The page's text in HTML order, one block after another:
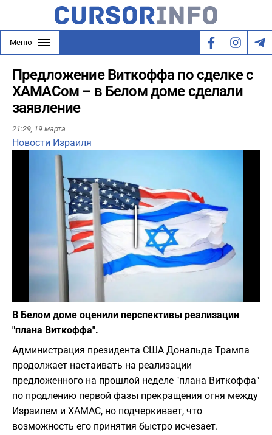
Меню
Предложение Виткоффа по сделке с
ХАМАСом – в Белом доме сделали
заявление
21:29, 19 марта
Новости Израиля
Play
В Белом доме оценили перспективы реализации
"плана Виткоффа".
Администрация президента США Дональда Трампа
продолжает настаивать на реализации
предложенного на прошлой неделе "плана Виткоффа"
по продлению первой фазы прекращения огня между
Израилем и ХАМАС, но подчеркивает, что
возможность его принятия быстро исчезает.